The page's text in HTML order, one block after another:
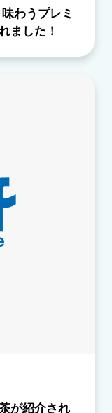
わうプレミ
ました！
が紹介され